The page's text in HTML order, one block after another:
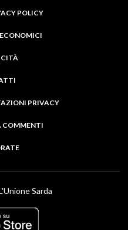
POLICY
PRIVACY
COMMENTI
Sarda